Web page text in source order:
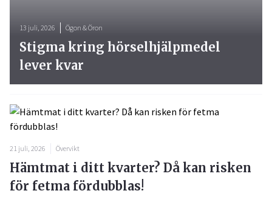
21 juli, 2026 Övervikt
Hämtmat i ditt kvarter? Då kan risken
för fetma fördubblas!
13 juli, 2026 Ögon & Öron
Stigma kring hörselhjälpmedel
lever kvar